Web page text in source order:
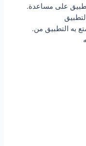
.ويقصد بالخصائص الأساسية هي قدرة التطبيق على مساعدة
.أما الخصائص الثانوية فهي مرتبطة بما يتمتع به التطبيق من